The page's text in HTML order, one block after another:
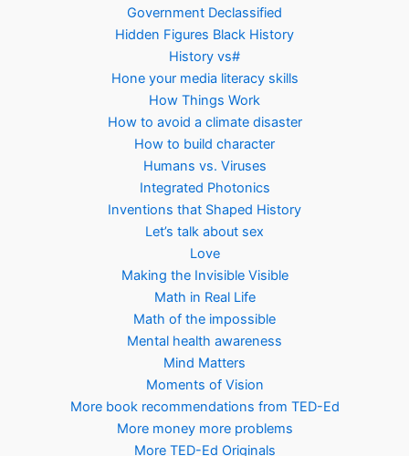
Government Declassified
Hidden Figures Black History
History vs#
Hone your media literacy skills
How Things Work
How to avoid a climate disaster
How to build character
Humans vs. Viruses
Integrated Photonics
Inventions that Shaped History
Let’s talk about sex
Love
Making the Invisible Visible
Math in Real Life
Math of the impossible
Mental health awareness
Mind Matters
Moments of Vision
More book recommendations from TED-Ed
More money more problems
More TED-Ed Originals